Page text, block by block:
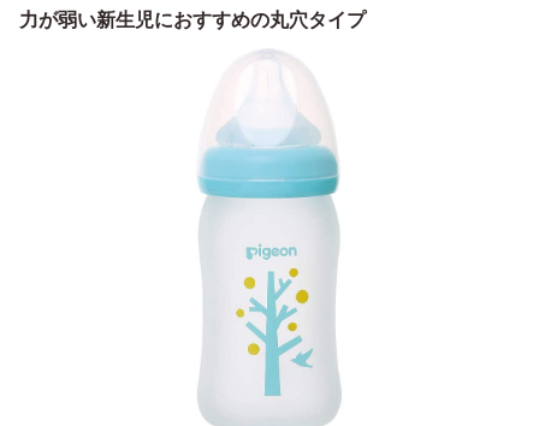
力が弱い新生児におすすめの丸穴タイプ